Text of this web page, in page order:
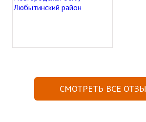
СМОТРЕТЬ ВСЕ